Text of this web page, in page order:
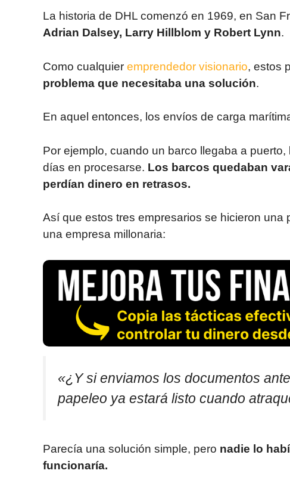
La historia de DHL comenzó en 1969, en San
Adrian Dalsey, Larry Hillblom y Robert Lynn.
Como cualquier emprendedor visionario, estos
problema que necesitaba una solución.
En aquel entonces, los envíos de carga
Por ejemplo, cuando un barco llegaba a
días en procesarse. Los barcos quedaban
perdían dinero en retrasos.
Así que estos tres empresarios se hicieron
una empresa millonaria:
«¿Y si enviamos los documentos
papeleo ya estará listo cuando
Parecía una solución simple, pero nadie lo
funcionaría.